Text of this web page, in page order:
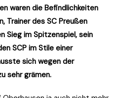
waren die Befindlichkeiten
Trainer des SC Preußen
Sieg im Spitzenspiel, sein
SCP im Stile einer
sich wegen der
sehr grämen.